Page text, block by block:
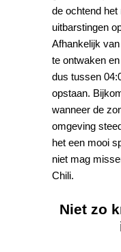
de ochtend
uitbarstingen
Afhankelijk
te ontwaken
dus tussen
opstaan.
wanneer de
omgeving
het een mooi
niet mag
Chili.
Niet zo